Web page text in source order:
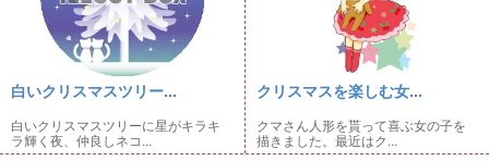
白いクリスマスツリー...
白いクリスマスツリーに星がキラキ
ラ輝く夜、仲良しネコ...
クリスマスを楽しむ女...
クマさん人形を貰って喜ぶ女の子を
描きました。最近はク...